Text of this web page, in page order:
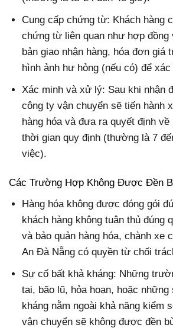
Cung cấp chứng từ: Khách hàng
chứng từ liên quan như hợp đồng
bản giao nhận hàng, hóa đơn giá
hình ảnh hư hỏng (nếu có) để
Xác minh và xử lý: Sau khi nhận
công ty vận chuyển sẽ tiến hành
hàng hóa và đưa ra quyết định
thời gian quy định (thường là 7
việc).
Các Trường Hợp Không Được Đền
Hàng hóa không được đóng gói
khách hàng không tuân thủ đúng
và bảo quản hàng hóa, chành xe
An Đà Nẵng có quyền từ chối
Sự cố bất khả kháng: Những
tai, bão lũ, hỏa hoạn, hoặc
kháng nằm ngoài khả năng kiểm
vận chuyển sẽ không được đền